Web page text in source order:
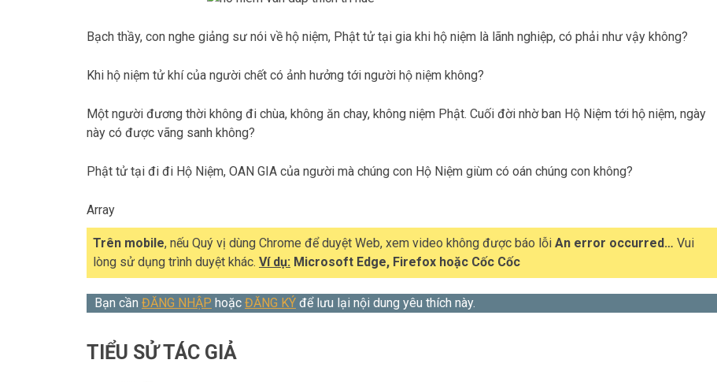
Bạch thầy, con nghe giảng sư nói về hộ niệm, Phật tử tại gia khi hộ niệm là lãnh nghiệp, có phải như vậy không?
Khi hộ niệm tử khí của người chết có ảnh hưởng tới người hộ niệm không?
Một người đương thời không đi chùa, không ăn chay, không niệm Phật. Cuối đời nhờ ban Hộ Niệm tới hộ niệm, ngày
này có được vãng sanh không?
Phật tử tại đi đi Hộ Niệm, OAN GIA của người mà chúng con Hộ Niệm giùm có oán chúng con không?
Array
Trên mobile, nếu Quý vị dùng Chrome để duyệt Web, xem video không được báo lỗi An error occurred… Vui
lòng sử dụng trình duyệt khác. Ví dụ: Microsoft Edge, Firefox hoặc Cốc Cốc
Bạn cần ĐĂNG NHẬP hoặc ĐĂNG KÝ để lưu lại nội dung yêu thích này.
TIỂU SỬ TÁC GIẢ